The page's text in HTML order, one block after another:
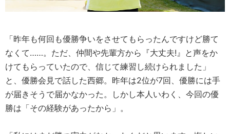
「昨年も何回も優勝争いをさせてもらったんですけど勝て
なくて……。ただ、仲間や先輩方から『大丈夫!』と声をか
けてもらっていたので、信じて練習し続けられました」
と、優勝会見で話した西郷。昨年は2位が7回、優勝には手
が届きそうで届かなかった。しかし本人いわく、今回の優
勝は「その経験があったから」。